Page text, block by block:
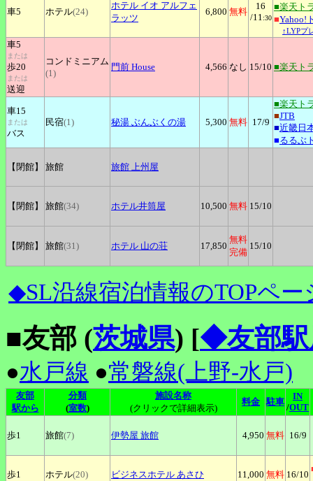
車5 ホテル(24)
ホテル イオ アルフェ
ラッツ
6,800 無料
16
/11:30
■楽天ト
■Yahoo!
↑LYPプ
車5
または
歩20
または
送迎
コンドミニアム
(1)
門前 House 4,566 なし 15/10 ■楽天ト
車15
または
バス
民宿(1) 秘湯 ぶんぶくの湯 5,300 無料 17/9
■楽天ト
■JTB
■近畿日
■るるぶ
【閉館】 旅館 旅館 上州屋
【閉館】 旅館(34) ホテル井筒屋 10,500 無料 15/10
【閉館】 旅館(31) ホテル 山の荘 17,850
無料
完備
15/10
◆SL沿線宿泊情報のTOPペー
■友部 (茨城県) [◆友部駅
●水戸線 ●常磐線(上野-水戸)
友部
駅から
分類
(室数)
施設名称
(クリックで詳細表示)
料金 駐車
IN
/OUT
歩1 旅館(7) 伊勢屋 旅館 4,950 無料 16/9
歩1 ホテル(20) ビジネスホテル あさひ 11,000 無料 16/10